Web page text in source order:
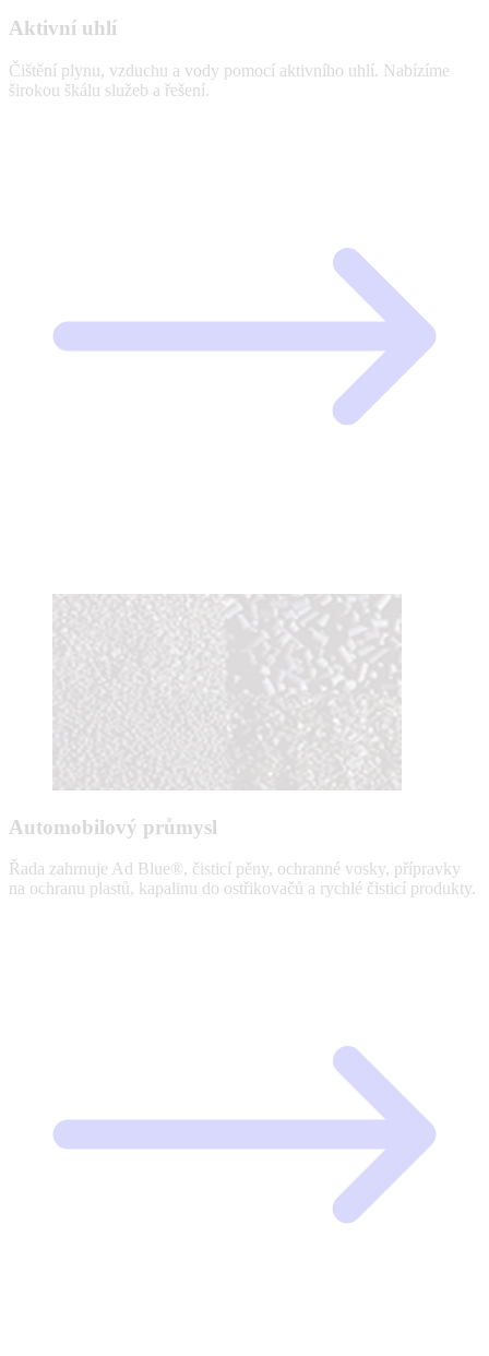
Aktivní uhlí
Čištění plynu, vzduchu a vody pomocí aktivního uhlí. Nabízíme
širokou škálu služeb a řešení.
Automobilový průmysl
Řada zahrnuje Ad Blue®, čisticí pěny, ochranné vosky, přípravky
na ochranu plastů, kapalinu do ostřikovačů a rychlé čisticí produkty.